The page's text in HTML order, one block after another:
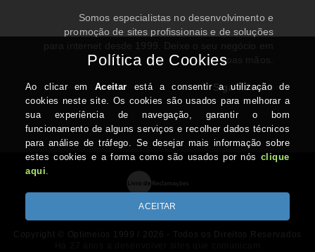
Somos especialistas no desenvolvimento e
promoção de sites profissionais e de soluções
boas mãos.
Siga-nos em
Copyright © Optimeios 1999 / 2026 - Todos os Direitos Reservados